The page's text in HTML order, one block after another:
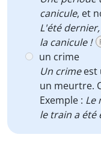
canicule, et
L'été
la canicule !
un crime
Un crimeest
un meurtre.
Exemple : Le
le train a été